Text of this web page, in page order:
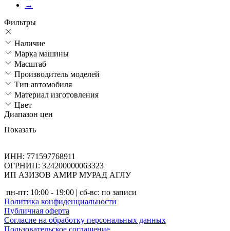
→
Фильтры
Наличие
Марка машины
Масштаб
Производитель моделей
Тип автомобиля
Материал изготовления
Цвет
Диапазон цен
Показать
ИНН: 771597768911
ОГРНИП: 324200000063323
ИП АЗИЗОВ АМИР МУРАД АГЛУ
пн-пт: 10:00 - 19:00 | сб-вс: по записи
Политика конфиденциальности
Публичная оферта
Согласие на обработку персональных данных